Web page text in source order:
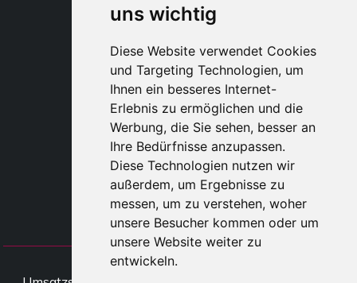
uns wichtig
Diese Website verwendet Cookies
und Targeting Technologien, um
Ihnen ein besseres Internet-
Erlebnis zu ermöglichen und die
Werbung, die Sie sehen, besser an
Ihre Bedürfnisse anzupassen.
Diese Technologien nutzen wir
außerdem, um Ergebnisse zu
messen, um zu verstehen, woher
unsere Besucher kommen oder um
unsere Website weiter zu
entwickeln.
STYLIA SERVICES
SHOP B2B
TAYLOR MADE ORDERS
DROPSHIPPING
BENUTZE
REGISTRIERE
EINLOGGE
EINKAUFSWAGE
All rights Styliafoe s.r.l. © 2025 -